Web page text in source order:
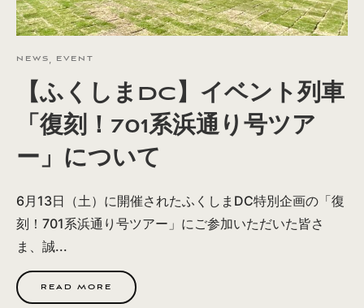
NEWS EVENT
【ふくしまDC】イベント列車
「復刻！701系浜通り号ツア
ー」について
6月13日（土）に開催されたふくしまDC特別企画の「復
刻！701系浜通り号ツアー」にご参加いただいた皆さ
ま、誠...
READ MORE